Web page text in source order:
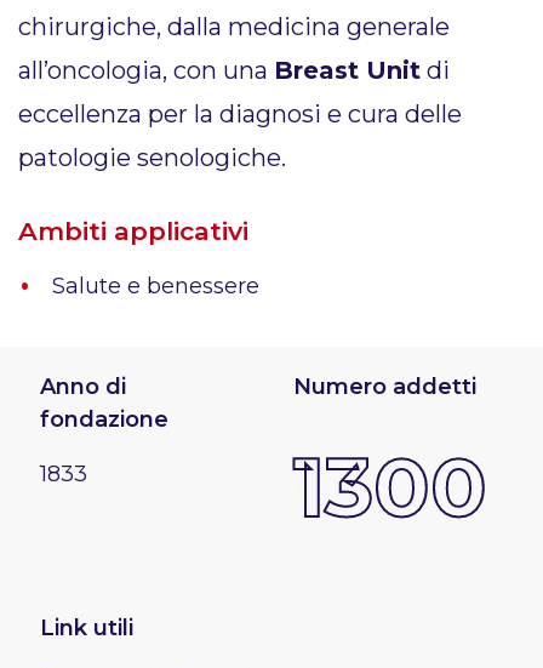
chirurgiche, dalla medicina generale
all’oncologia, con una Breast Unit di
eccellenza per la diagnosi e cura delle
patologie senologiche.
Ambiti applicativi
Salute e benessere
Anno di
fondazione
1833
Numero addetti
1300
Link utili